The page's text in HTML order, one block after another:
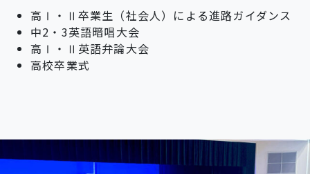
高Ⅰ・Ⅱ卒業生（社会人）による進路ガイダンス
中2・3英語暗唱大会
高Ⅰ・Ⅱ英語弁論大会
高校卒業式